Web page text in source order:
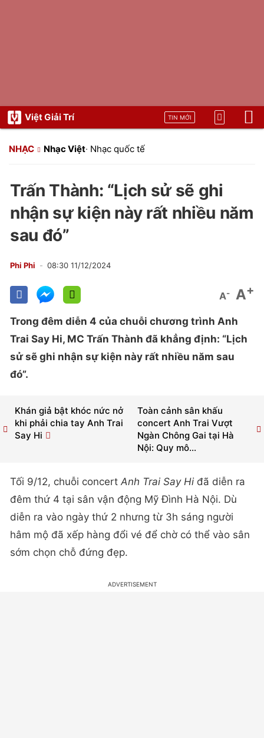
Việt Giải Trí TIN MỚI
NHẠC Nhạc Việt· Nhạc quốc tế
Trấn Thành: “Lịch sử sẽ ghi
nhận sự kiện này rất nhiều năm
sau đó”
Phi Phi 08:30 11/12/2024
A- A+
Trong đêm diễn 4 của chuỗi chương trình Anh
Trai Say Hi, MC Trấn Thành đã khẳng định: “Lịch
sử sẽ ghi nhận sự kiện này rất nhiều năm sau
đó”.
Toàn cảnh sân khấu
concert Anh Trai Vượt
Ngàn Chông Gai tại Hà
Nội: Quy mô...
Khán giả bật khóc nức nở
khi phải chia tay Anh Trai
Say Hi
Tối 9/12, chuỗi concert Anh Trai Say Hi đã diễn ra
đêm thứ 4 tại sân vận động Mỹ Đình Hà Nội. Dù
diễn ra vào ngày thứ 2 nhưng từ 3h sáng người
hâm mộ đã xếp hàng đổi vé để chờ có thể vào sân
sớm chọn chỗ đứng đẹp.